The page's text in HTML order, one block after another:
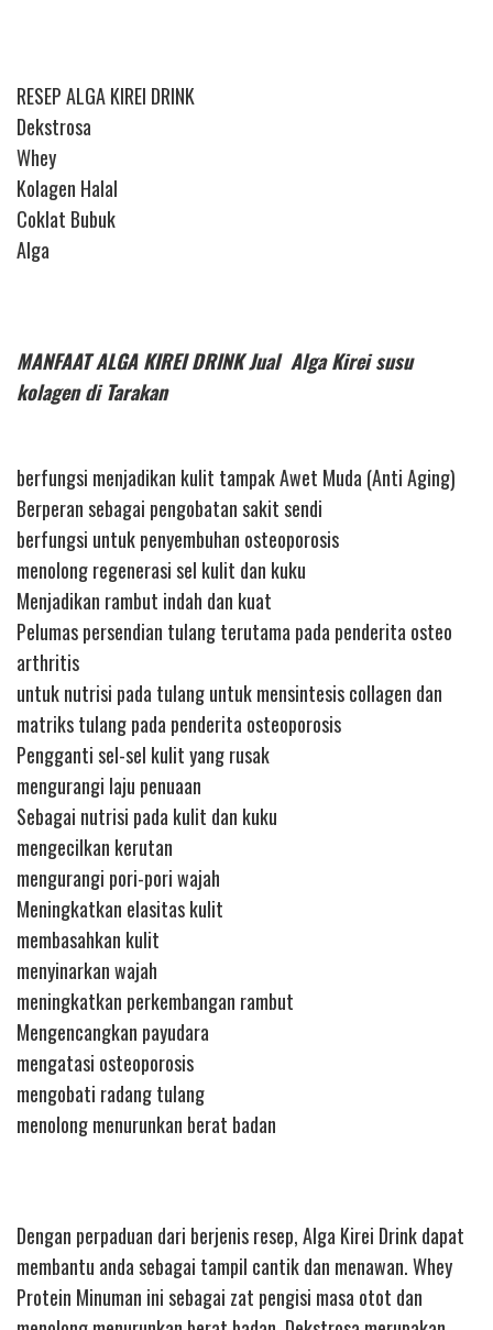
RESEP ALGA KIREI DRINK
Dekstrosa
Whey
Kolagen Halal
Coklat Bubuk
Alga
MANFAAT ALGA KIREI DRINK Jual Alga Kirei susu
kolagen di Tarakan
berfungsi menjadikan kulit tampak Awet Muda (Anti Aging)
Berperan sebagai pengobatan sakit sendi
berfungsi untuk penyembuhan osteoporosis
menolong regenerasi sel kulit dan kuku
Menjadikan rambut indah dan kuat
Pelumas persendian tulang terutama pada penderita osteo
arthritis
untuk nutrisi pada tulang untuk mensintesis collagen dan
matriks tulang pada penderita osteoporosis
Pengganti sel-sel kulit yang rusak
mengurangi laju penuaan
Sebagai nutrisi pada kulit dan kuku
mengecilkan kerutan
mengurangi pori-pori wajah
Meningkatkan elasitas kulit
membasahkan kulit
menyinarkan wajah
meningkatkan perkembangan rambut
Mengencangkan payudara
mengatasi osteoporosis
mengobati radang tulang
menolong menurunkan berat badan
Dengan perpaduan dari berjenis resep, Alga Kirei Drink dapat
membantu anda sebagai tampil cantik dan menawan. Whey
Protein Minuman ini sebagai zat pengisi masa otot dan